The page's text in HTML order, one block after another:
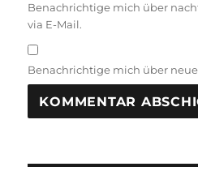
Benachrichtige mich über
via E-Mail.
Benachrichtige mich über